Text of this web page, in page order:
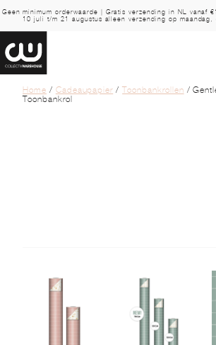
Geen minimum orderwaarde | Gratis verzending in NL vanaf
10 juli t/m 21 augustus alleen verzending op maandag,
Home / Cadeaupapier /Toonbankrollen /
Toonbankrol